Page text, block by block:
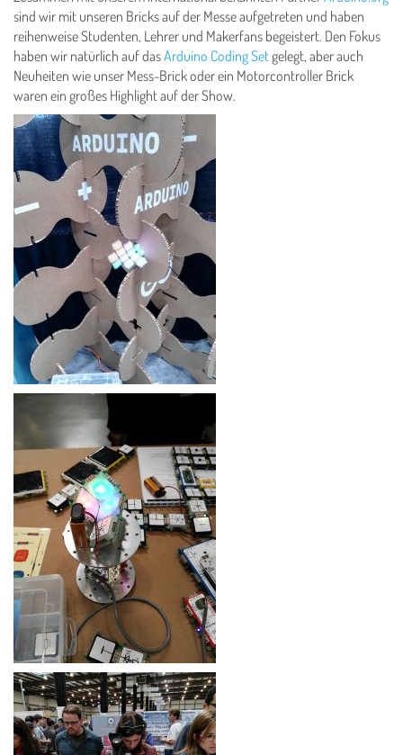
sind wir mit unseren Bricks auf der Messe aufgetreten und haben
reihenweise Studenten, Lehrer und Makerfans begeistert. Den Fokus
haben wir natürlich auf dasArduino Coding Setgelegt, aber auch
Neuheiten wie unser Mess-Brick oder ein Motorcontroller Brick
waren ein großes Highlight auf der Show.